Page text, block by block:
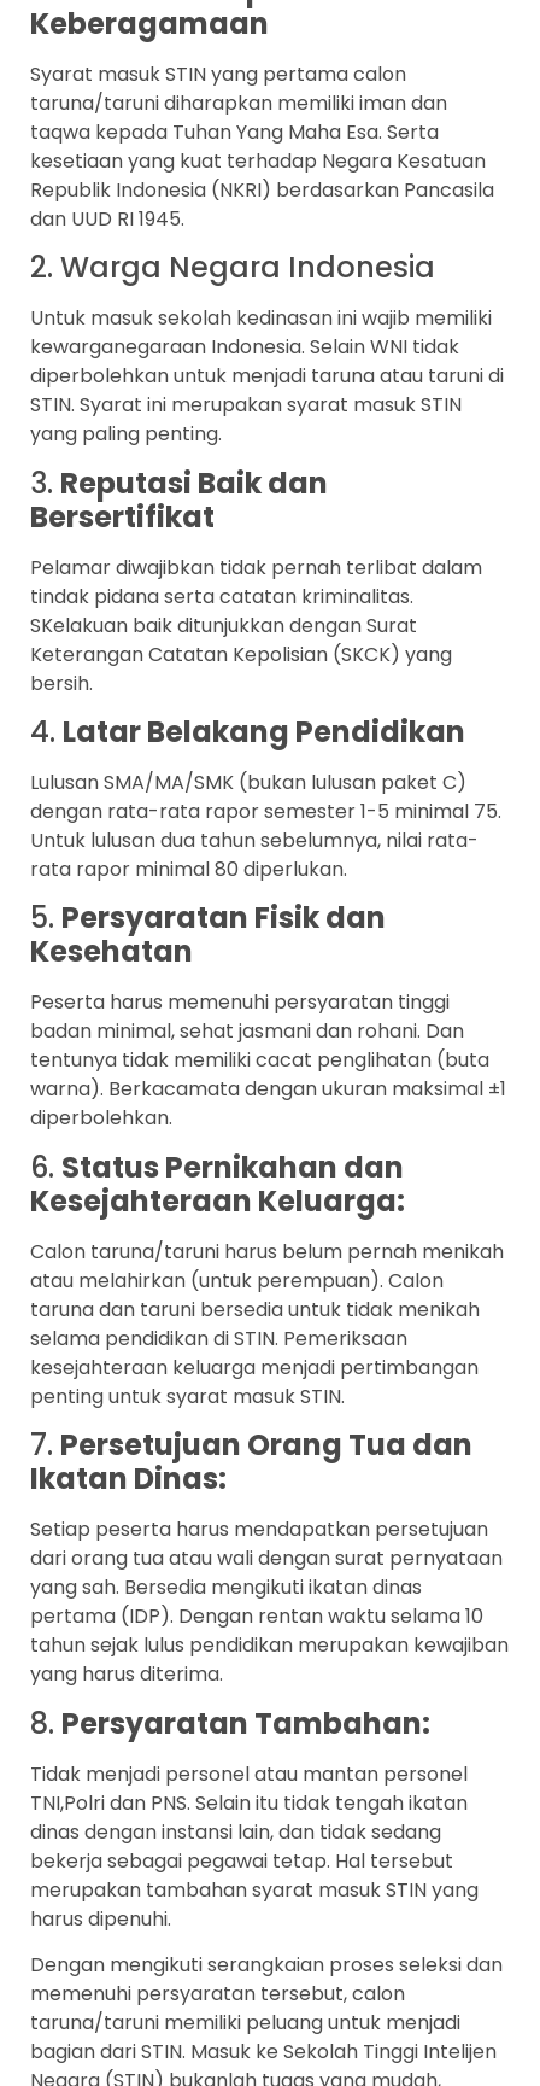
Keberagamaan
Syarat masuk STIN yang pertama calon
taruna/taruni diharapkan memiliki iman dan
taqwa kepada Tuhan Yang Maha Esa. Serta
kesetiaan yang kuat terhadap Negara Kesatuan
Republik Indonesia (NKRI) berdasarkan Pancasila
dan UUD RI 1945.
2. Warga Negara Indonesia
Untuk masuk sekolah kedinasan ini wajib memiliki
kewarganegaraan Indonesia. Selain WNI tidak
diperbolehkan untuk menjadi taruna atau taruni di
STIN. Syarat ini merupakan syarat masuk STIN
yang paling penting.
3. Reputasi Baik dan
Bersertifikat
Pelamar diwajibkan tidak pernah terlibat dalam
tindak pidana serta catatan kriminalitas.
SKelakuan baik ditunjukkan dengan Surat
Keterangan Catatan Kepolisian (SKCK) yang
bersih.
4. Latar Belakang Pendidikan
Lulusan SMA/MA/SMK (bukan lulusan paket C)
dengan rata-rata rapor semester 1-5 minimal 75.
Untuk lulusan dua tahun sebelumnya, nilai rata-
rata rapor minimal 80 diperlukan.
5. Persyaratan Fisik dan
Kesehatan
Peserta harus memenuhi persyaratan tinggi
badan minimal, sehat jasmani dan rohani. Dan
tentunya tidak memiliki cacat penglihatan (buta
warna). Berkacamata dengan ukuran maksimal ±1
diperbolehkan.
6. Status Pernikahan dan
Kesejahteraan Keluarga:
Calon taruna/taruni harus belum pernah menikah
atau melahirkan (untuk perempuan). Calon
taruna dan taruni bersedia untuk tidak menikah
selama pendidikan di STIN. Pemeriksaan
kesejahteraan keluarga menjadi pertimbangan
penting untuk syarat masuk STIN.
7. Persetujuan Orang Tua dan
Ikatan Dinas:
Setiap peserta harus mendapatkan persetujuan
dari orang tua atau wali dengan surat pernyataan
yang sah. Bersedia mengikuti ikatan dinas
pertama (IDP). Dengan rentan waktu selama 10
tahun sejak lulus pendidikan merupakan kewajiban
yang harus diterima.
8. Persyaratan Tambahan:
Tidak menjadi personel atau mantan personel
TNI,Polri dan PNS. Selain itu tidak tengah ikatan
dinas dengan instansi lain, dan tidak sedang
bekerja sebagai pegawai tetap. Hal tersebut
merupakan tambahan syarat masuk STIN yang
harus dipenuhi.
Dengan mengikuti serangkaian proses seleksi dan
memenuhi persyaratan tersebut, calon
taruna/taruni memiliki peluang untuk menjadi
bagian dari STIN. Masuk ke Sekolah Tinggi Intelijen